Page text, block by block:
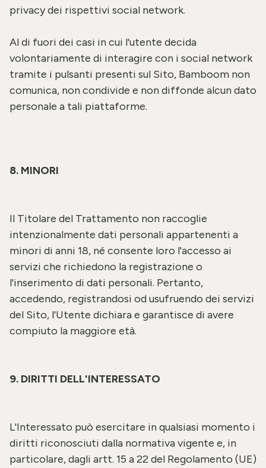
privacy dei rispettivi social network.
Al di fuori dei casi in cui l'utente decida
volontariamente di interagire con i social network
tramite i pulsanti presenti sul Sito, Bamboom non
comunica, non condivide e non diffonde alcun dato
personale a tali piattaforme.
8. MINORI
Il Titolare del Trattamento non raccoglie
intenzionalmente dati personali appartenenti a
minori di anni 18, né consente loro l'accesso ai
servizi che richiedono la registrazione o
l'inserimento di dati personali. Pertanto,
accedendo, registrandosi od usufruendo dei servizi
del Sito, l'Utente dichiara e garantisce di avere
compiuto la maggiore età.
9. DIRITTI DELL'INTERESSATO
L'Interessato può esercitare in qualsiasi momento i
diritti riconosciuti dalla normativa vigente e, in
particolare, dagli artt. 15 a 22 del Regolamento (UE)